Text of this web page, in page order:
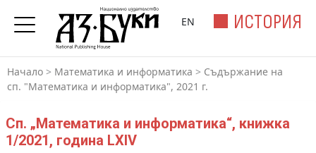
ИСТОРИЯ
EN
Начало > Математика и информатика > Съдържание на
сп. "Математика и информатика", 2021 г.
Сп. „Математика и информатика“, книжка
1/2021, година LXIV